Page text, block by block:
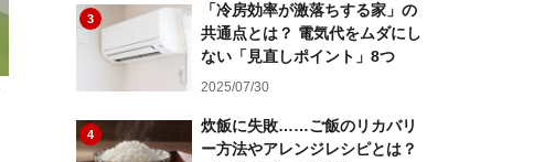
3
「冷房効率が激落ちする家」の
共通点とは？ 電気代をムダにし
ない「見直しポイント」8つ
2025/07/30
4
炊飯に失敗……ご飯のリカバリ
ー方法やアレンジレシピとは？